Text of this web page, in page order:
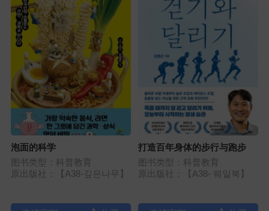
泡面的科学
图书类型：科普教育
原出版社：【A38-깊은나무】
打造百年身体的步行与跑步
图书类型：科普教育
原出版社：【A38- 웨일북】